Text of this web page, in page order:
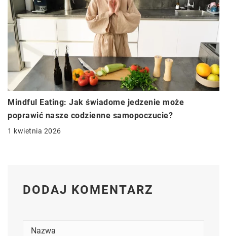
Mindful Eating: Jak świadome jedzenie może
poprawić nasze codzienne samopoczucie?
1 kwietnia 2026
DODAJ KOMENTARZ